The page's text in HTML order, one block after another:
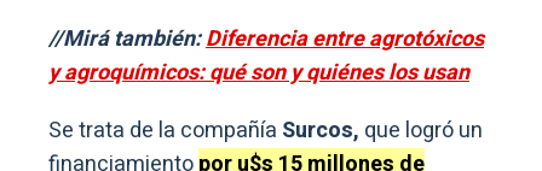
//Mirá también:Diferencia entre agrotóxicos
y agroquímicos: qué son y quiénes los usan
Se trata de la compañía Surcos, que logró un